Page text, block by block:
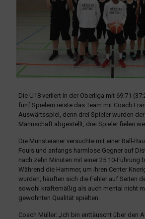
Die U18 verliert in der Oberliga mit 69:71
fünf Spielern reiste das Team mit Coach
Auswärtsspiel, denn drei Spieler wurden
Mannschaft abgestellt, drei Spieler fielen
Die Münsteraner versuchte mit einer Ball-
Fouls und anfangs harmlose Gegner auf
nach zehn Minuten mit einer 25:10-Führung
Während die Hammer, um ihren Center
wurden, häuften sich die Fehler auf Seiten
sowohl kräftemäßig als auch mental nicht
gewohnten Qualität spielten.
Coach Müller: „Ich bin enttäuscht über den